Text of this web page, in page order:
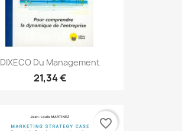
DIXECO Du Management
21,34 €
favorite_border